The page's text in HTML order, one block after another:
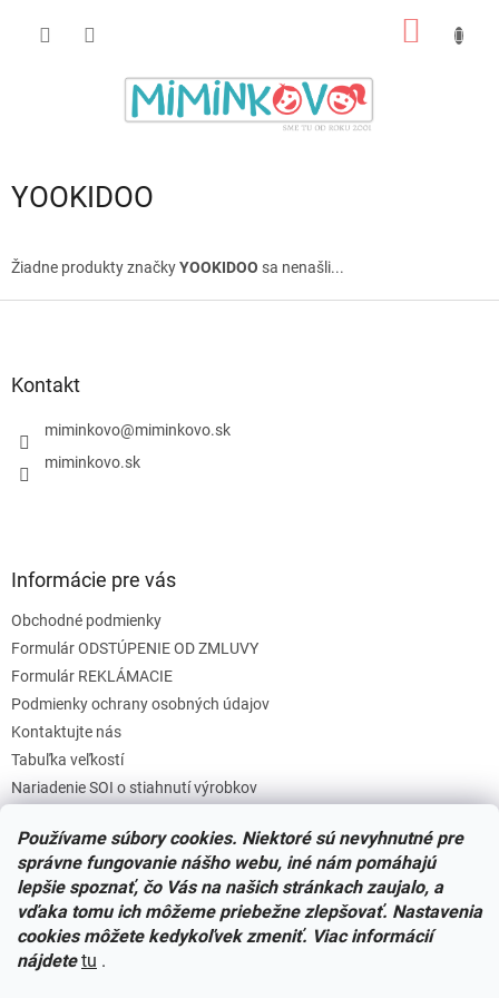
Používame súbory cookies. Niektoré sú nevyhnutné pre
správne fungovanie nášho webu, iné nám pomáhajú
lepšie spoznať, čo Vás na našich stránkach zaujalo, a
vďaka tomu ich môžeme priebežne zlepšovať. Nastavenia
cookies môžete kedykoľvek zmeniť. Viac informácií
nájdete tu .
YOOKIDOO
Žiadne produkty značkyYOOKIDOO sa nenašli...
Kontakt
miminkovo@miminkovo.sk
miminkovo.sk
Informácie pre vás
Obchodné podmienky
Formulár ODSTÚPENIE OD ZMLUVY
Formulár REKLÁMACIE
Podmienky ochrany osobných údajov
Kontaktujte nás
Tabuľka veľkostí
Nariadenie SOI o stiahnutí výrobkov
Zásady súborov COOKIES
Facebook